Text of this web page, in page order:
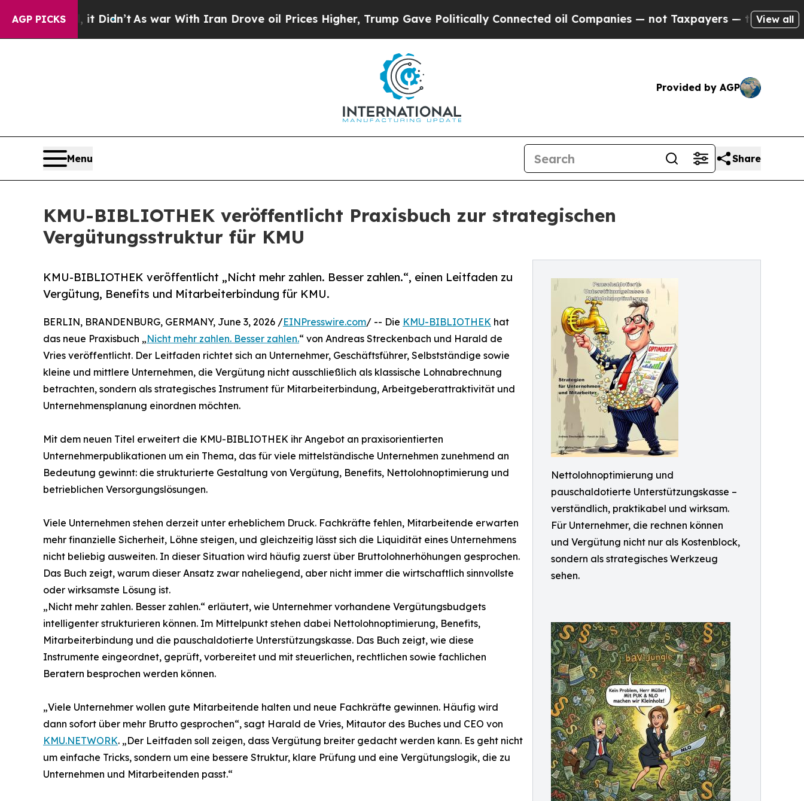
AGP PICKSAs war With Iran Drove oil Prices Higher, Trump Gave Politically Connected oil Companies — not Taxpayers — the Chance to Cash in on
View all
Provided by AGP
Menu Share
KMU-BIBLIOTHEK veröffentlicht Praxisbuch zur strategischen
Vergütungsstruktur für KMU
Nettolohnoptimierung und
pauschaldotierte Unterstützungskasse –
verständlich, praktikabel und wirksam.
Für Unternehmer, die rechnen können
und Vergütung nicht nur als Kostenblock,
sondern als strategisches Werkzeug
sehen.
KMU-BIBLIOTHEK veröffentlicht „Nicht mehr zahlen. Besser zahlen.“, einen Leitfaden zu
Vergütung, Benefits und Mitarbeiterbindung für KMU.
BERLIN, BRANDENBURG, GERMANY, June 3, 2026 /EINPresswire.com/ -- Die KMU-BIBLIOTHEK hat
das neue Praxisbuch „Nicht mehr zahlen. Besser zahlen.“ von Andreas Streckenbach und Harald de
Vries veröffentlicht. Der Leitfaden richtet sich an Unternehmer, Geschäftsführer, Selbstständige sowie
kleine und mittlere Unternehmen, die Vergütung nicht ausschließlich als klassische Lohnabrechnung
betrachten, sondern als strategisches Instrument für Mitarbeiterbindung, Arbeitgeberattraktivität und
Unternehmensplanung einordnen möchten.
Mit dem neuen Titel erweitert die KMU-BIBLIOTHEK ihr Angebot an praxisorientierten
Unternehmerpublikationen um ein Thema, das für viele mittelständische Unternehmen zunehmend an
Bedeutung gewinnt: die strukturierte Gestaltung von Vergütung, Benefits, Nettolohnoptimierung und
betrieblichen Versorgungslösungen.
Viele Unternehmen stehen derzeit unter erheblichem Druck. Fachkräfte fehlen, Mitarbeitende erwarten
mehr finanzielle Sicherheit, Löhne steigen, und gleichzeitig lässt sich die Liquidität eines Unternehmens
nicht beliebig ausweiten. In dieser Situation wird häufig zuerst über Bruttolohnerhöhungen gesprochen.
Das Buch zeigt, warum dieser Ansatz zwar naheliegend, aber nicht immer die wirtschaftlich sinnvollste
oder wirksamste Lösung ist.
„Nicht mehr zahlen. Besser zahlen.“ erläutert, wie Unternehmer vorhandene Vergütungsbudgets
intelligenter strukturieren können. Im Mittelpunkt stehen dabei Nettolohnoptimierung, Benefits,
Mitarbeiterbindung und die pauschaldotierte Unterstützungskasse. Das Buch zeigt, wie diese
Instrumente eingeordnet, geprüft, vorbereitet und mit steuerlichen, rechtlichen sowie fachlichen
Beratern besprochen werden können.
„Viele Unternehmer wollen gute Mitarbeitende halten und neue Fachkräfte gewinnen. Häufig wird
dann sofort über mehr Brutto gesprochen“, sagt Harald de Vries, Mitautor des Buches und CEO von
KMU.NETWORK. „Der Leitfaden soll zeigen, dass Vergütung breiter gedacht werden kann. Es geht nicht
um einfache Tricks, sondern um eine bessere Struktur, klare Prüfung und eine Vergütungslogik, die zu
Unternehmen und Mitarbeitenden passt.“